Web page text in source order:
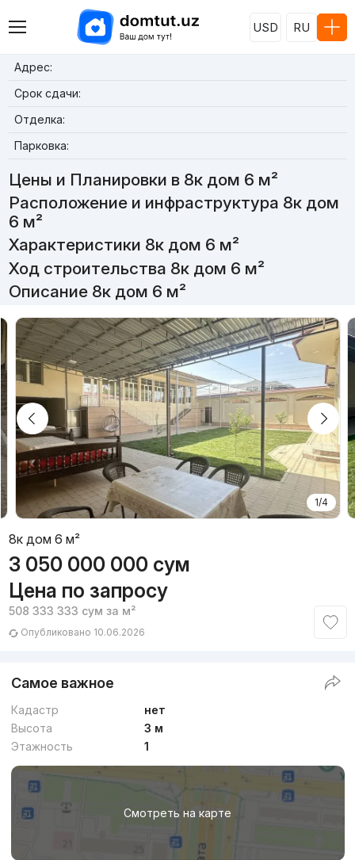
USD RU
Адрес:
Срок сдачи:
Отделка:
Парковка:
Цены и Планировки в 8к дом 6 м²
Расположение и инфраструктура 8к дом
6 м²
Характеристики 8к дом 6 м²
Ход строительства 8к дом 6 м²
Описание 8к дом 6 м²
1/4
8к дом 6 м²
3 050 000 000 сум
Цена по запросу
508 333 333 сум за м²
Опубликовано 10.06.2026
Самое важное
Кадастр
нет
Высота
3 м
Этажность
1
Смотреть на карте